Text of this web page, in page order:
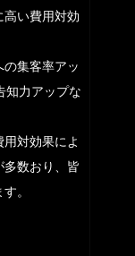
高い費用対効
集客率アッ
知力アップな
対効果によ
多数おり、皆
。